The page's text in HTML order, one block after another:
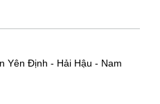
Yên Định - Hải Hậu - Nam